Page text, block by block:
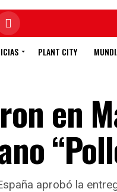
PLANT CITY
en
aprobó la